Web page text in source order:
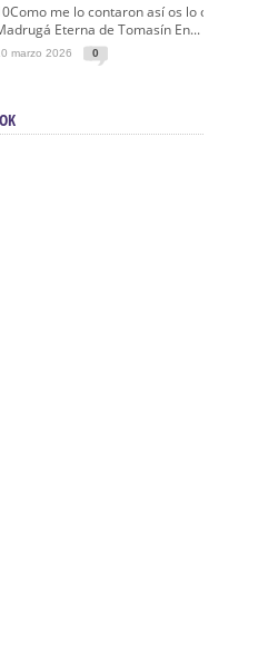
me lo contaron así os lo cuento…
Eterna de Tomasín En...
marzo 2026 0